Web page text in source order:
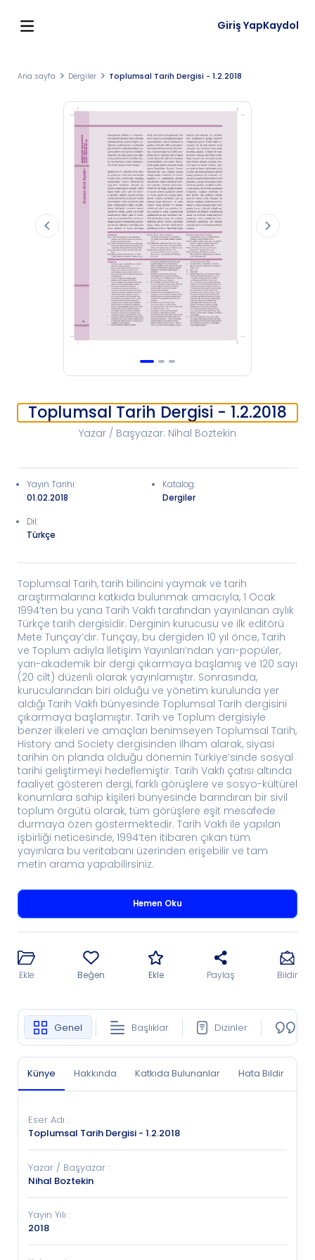
Giriş YapKaydol
Ana sayfa Dergiler Toplumsal Tarih Dergisi - 1.2.2018
Toplumsal Tarih Dergisi - 1.2.2018
Yazar / Başyazar: Nihal Boztekin
Yayın Tarihi:
01.02.2018
Katalog:
Dergiler
Dil:
Türkçe
Toplumsal Tarih, tarih bilincini yaymak ve tarih
araştırmalarına katkıda bulunmak amacıyla, 1 Ocak
1994’ten bu yana Tarih Vakfı tarafından yayınlanan aylık
Türkçe tarih dergisidir. Derginin kurucusu ve ilk editörü
Mete Tunçay’dır. Tunçay, bu dergiden 10 yıl önce, Tarih
ve Toplum adıyla İletişim Yayınları’ndan yarı-popüler,
yarı-akademik bir dergi çıkarmaya başlamış ve 120 sayı
(20 cilt) düzenli olarak yayınlamıştır. Sonrasında,
kurucularından biri olduğu ve yönetim kurulunda yer
aldığı Tarih Vakfı bünyesinde Toplumsal Tarih dergisini
çıkarmaya başlamıştır. Tarih ve Toplum dergisiyle
benzer ilkeleri ve amaçları benimseyen Toplumsal Tarih,
History and Society dergisinden ilham alarak, siyasi
tarihin ön planda olduğu dönemin Türkiye’sinde sosyal
tarihi geliştirmeyi hedeflemiştir. Tarih Vakfı çatısı altında
faaliyet gösteren dergi, farklı görüşlere ve sosyo-kültürel
konumlara sahip kişileri bünyesinde barındıran bir sivil
toplum örgütü olarak, tüm görüşlere eşit mesafede
durmaya özen göstermektedir. Tarih Vakfı ile yapılan
işbirliği neticesinde, 1994’ten itibaren çıkan tüm
yayınlara bu veritabanı üzerinden erişebilir ve tam
metin arama yapabilirsiniz.
Hemen Oku
Ekle Beğen Ekle Paylaş Bildir
Genel Başlıklar Dizinler
Künye Hakkında Katkıda Bulunanlar Hata Bildir
Eser Adı :
Toplumsal Tarih Dergisi - 1.2.2018
Yazar / Başyazar :
Nihal Boztekin
Yayın Yılı :
2018